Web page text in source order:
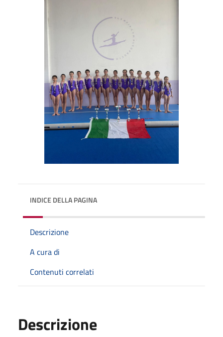
INDICE DELLA PAGINA
Descrizione
A cura di
Contenuti correlati
Descrizione